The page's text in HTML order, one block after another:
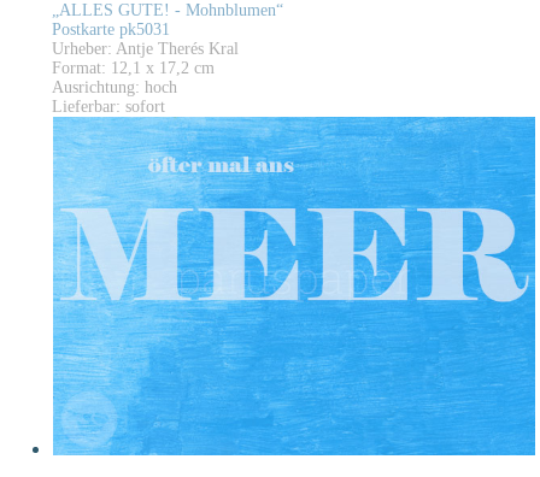
„ALLES GUTE! - Mohnblumen“
Postkarte pk5031
Urheber: Antje Therés Kral
Format: 12,1 x 17,2 cm
Ausrichtung: hoch
Lieferbar: sofort